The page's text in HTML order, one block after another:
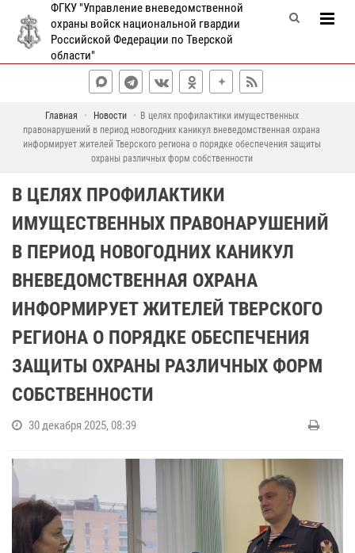
ФГКУ "Управление вневедомственной
охраны войск национальной гвардии
Российской Федерации по Тверской
области"
Главная Новости
В целях профилактики имущественных
правонарушений в период новогодних каникул вневедомственная охрана
информирует жителей Тверского региона о порядке обеспечения защиты
охраны различных форм собственности
В ЦЕЛЯХ ПРОФИЛАКТИКИ
ИМУЩЕСТВЕННЫХ ПРАВОНАРУШЕНИЙ
В ПЕРИОД НОВОГОДНИХ КАНИКУЛ
ВНЕВЕДОМСТВЕННАЯ ОХРАНА
ИНФОРМИРУЕТ ЖИТЕЛЕЙ ТВЕРСКОГО
РЕГИОНА О ПОРЯДКЕ ОБЕСПЕЧЕНИЯ
ЗАЩИТЫ ОХРАНЫ РАЗЛИЧНЫХ ФОРМ
СОБСТВЕННОСТИ
30 декабря 2025, 08:39